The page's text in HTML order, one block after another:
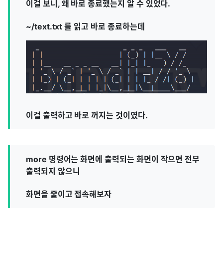
이걸 보니, 왜 바로 종료했는지 알 수 있었다.
~/text.txt 를 읽고 바로 종료하는데
이걸 출력하고 바로 꺼지는 것이였다.
more 명령어는 화면에 출력되는 화면이 작으면 전부
출력되지 않으니
화면을 줄이고 접속해보자